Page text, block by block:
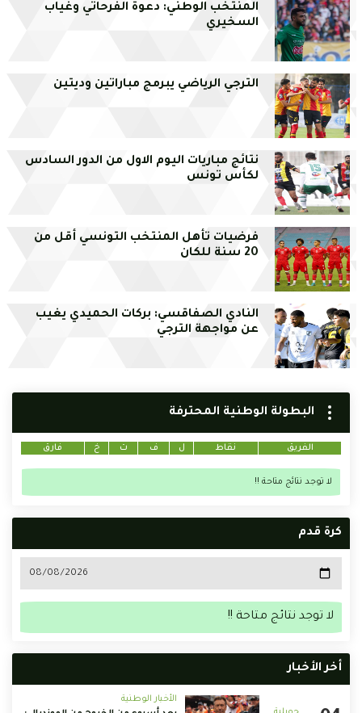
المنتخب الوطني: دعوة الفرحاتي وغياب
السخيري
الترجي الرياضي يبرمج مباراتين وديتين
نتائج مباريات اليوم الاول من الدور السادس
لكأس تونس
فرضيات تأهل المنتخب التونسي أقل من
20 سنة للكان
النادي الصفاقسي: بركات الحميدي يغيب
عن مواجهة الترجي
البطولة الوطنية المحترفة
الفريق نقاط ل ف ت خ فارق
لا توجد نتائج متاحة !!
كرة قدم
لا توجد نتائج متاحة !!
أخر الأخبار
الأخبار الوطنية